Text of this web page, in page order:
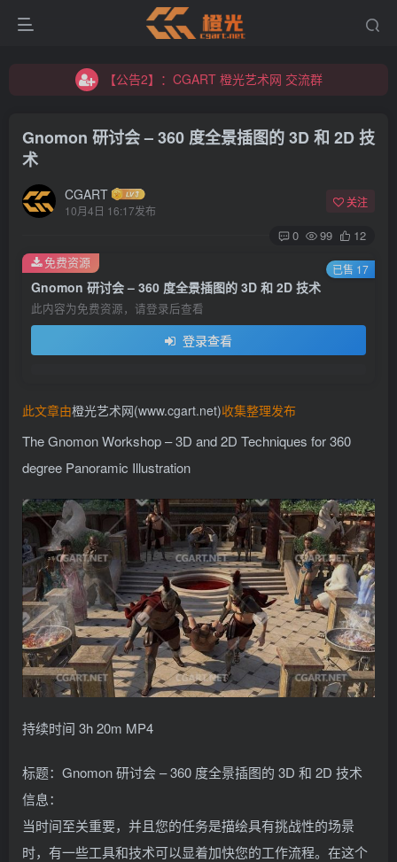
【公告2】：CGART 橙光艺术网 交流群
【公告2】：CGART 橙光艺术网 交流群
Gnomon 研讨会 – 360 度全景插图的 3D 和 2D 技
术
CGART
10月4日 16:17发布
关注
0 99 12
Gnomon 研讨会 – 360 度全景插图的 3D 和 2D 技术
此内容为免费资源，请登录后查看
登录查看
免费资源 已售 17
此文章由橙光艺术网(www.cgart.net)收集整理发布
The Gnomon Workshop – 3D and 2D Techniques for 360
degree Panoramic Illustration
持续时间 3h 20m MP4
标题：Gnomon 研讨会 – 360 度全景插图的 3D 和 2D 技术
信息：
当时间至关重要，并且您的任务是描绘具有挑战性的场景
时，有一些工具和技术可以显着加快您的工作流程。在这个
登录
没有账号？立即注册
用户名/手机号/邮箱
记住登录 找回密码
社交账号登录
QQ登录